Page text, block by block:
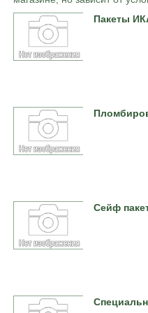
Пакеты
Сейф